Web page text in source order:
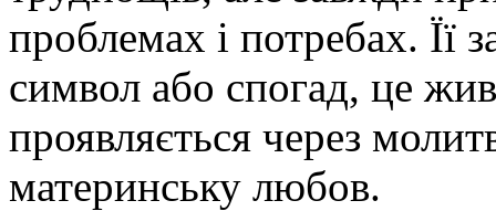
проблемах і потребах. Її
символ або спогад, це
проявляється через
материнську любов.